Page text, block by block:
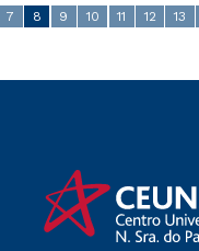
7 8 9 10 11 12 13